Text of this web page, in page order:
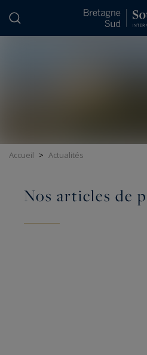
Accueil > Actualités
Nos articles de